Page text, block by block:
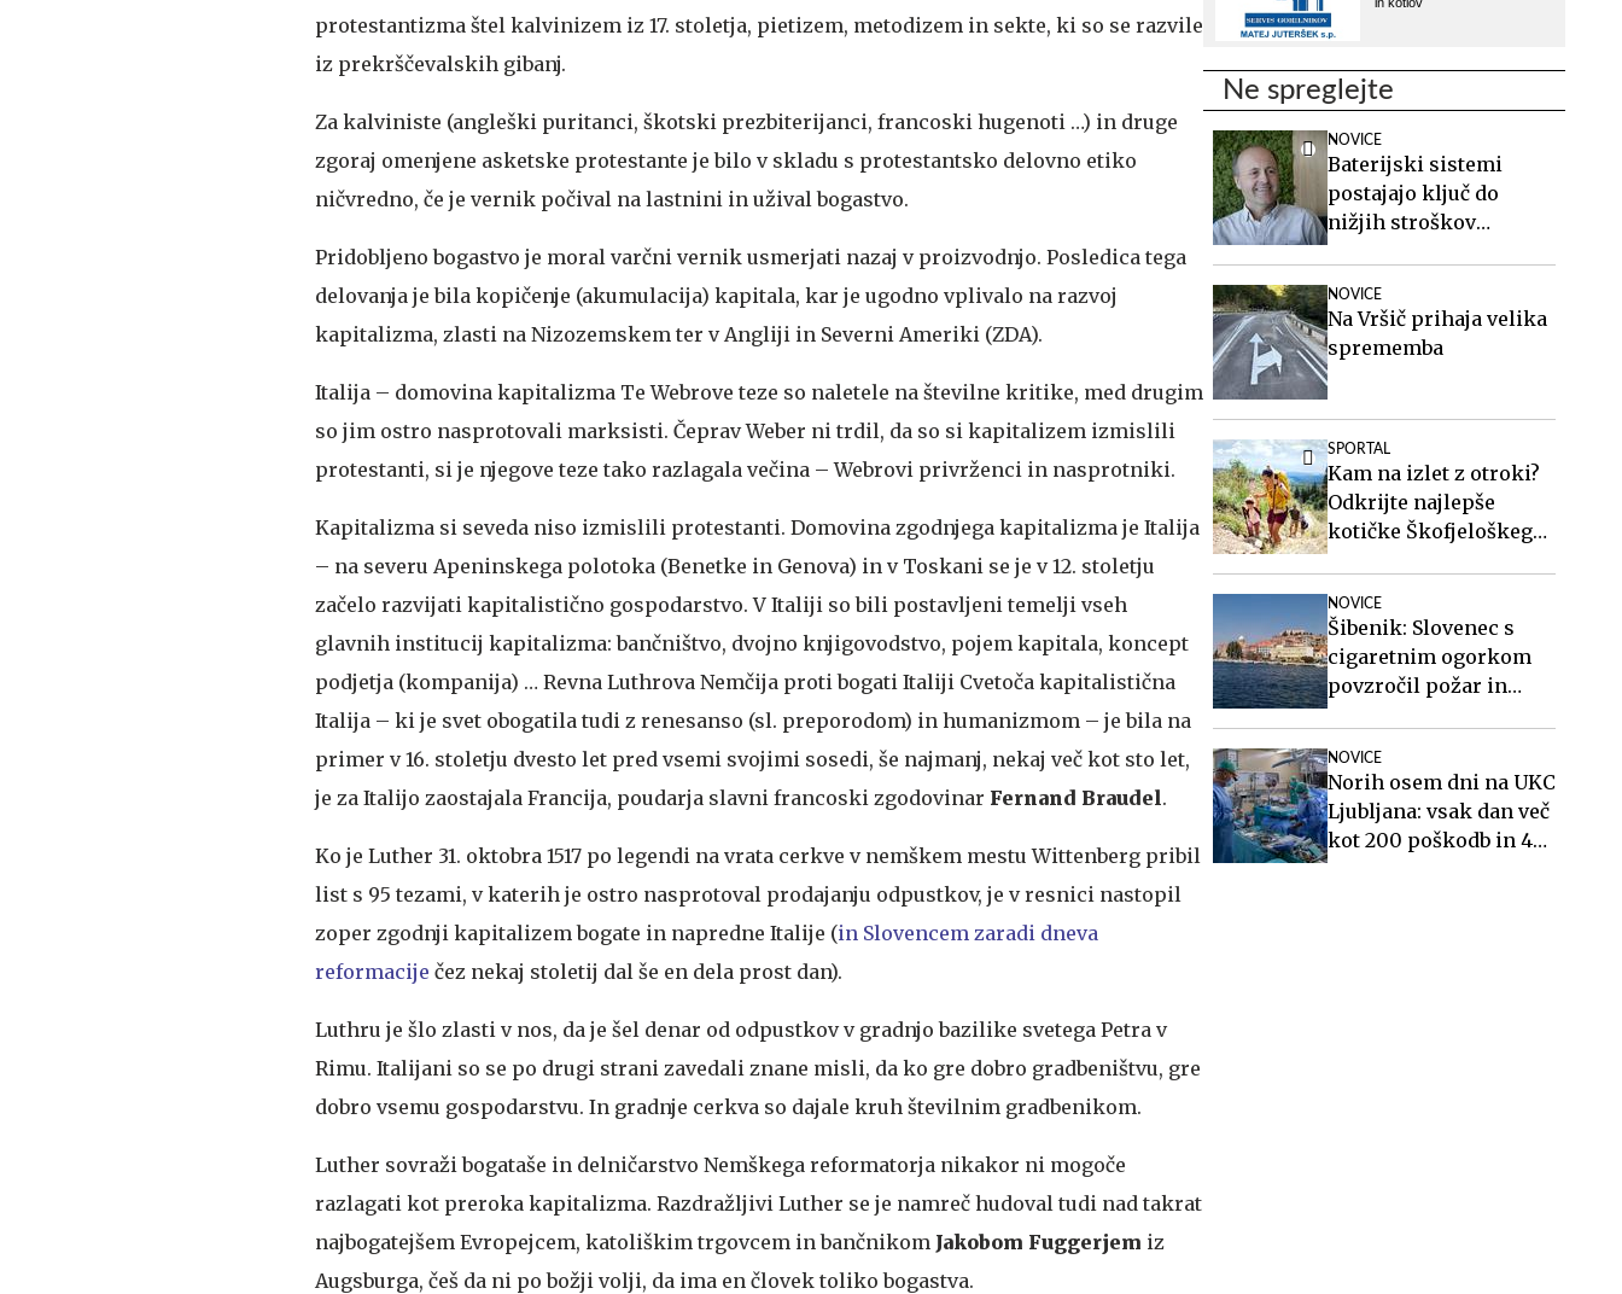
protestantizma štel kalvinizem iz 17. stoletja, pietizem, metodizem in sekte, ki so se razvile
iz prekrščevalskih gibanj.
Za kalviniste (angleški puritanci, škotski prezbiterijanci, francoski hugenoti …) in druge
zgoraj omenjene asketske protestante je bilo v skladu s protestantsko delovno etiko
ničvredno, če je vernik počival na lastnini in užival bogastvo.
Pridobljeno bogastvo je moral varčni vernik usmerjati nazaj v proizvodnjo. Posledica tega
delovanja je bila kopičenje (akumulacija) kapitala, kar je ugodno vplivalo na razvoj
kapitalizma, zlasti na Nizozemskem ter v Angliji in Severni Ameriki (ZDA).
Italija – domovina kapitalizma Te Webrove teze so naletele na številne kritike, med drugim
so jim ostro nasprotovali marksisti. Čeprav Weber ni trdil, da so si kapitalizem izmislili
protestanti, si je njegove teze tako razlagala večina – Webrovi privrženci in nasprotniki.
Kapitalizma si seveda niso izmislili protestanti. Domovina zgodnjega kapitalizma je Italija
– na severu Apeninskega polotoka (Benetke in Genova) in v Toskani se je v 12. stoletju
začelo razvijati kapitalistično gospodarstvo. V Italiji so bili postavljeni temelji vseh
glavnih institucij kapitalizma: bančništvo, dvojno knjigovodstvo, pojem kapitala, koncept
podjetja (kompanija) … Revna Luthrova Nemčija proti bogati Italiji Cvetoča kapitalistična
Italija – ki je svet obogatila tudi z renesanso (sl. preporodom) in humanizmom – je bila na
primer v 16. stoletju dvesto let pred vsemi svojimi sosedi, še najmanj, nekaj več kot sto let,
je za Italijo zaostajala Francija, poudarja slavni francoski zgodovinar Fernand Braudel.
Ko je Luther 31. oktobra 1517 po legendi na vrata cerkve v nemškem mestu Wittenberg pribil
list s 95 tezami, v katerih je ostro nasprotoval prodajanju odpustkov, je v resnici nastopil
zoper zgodnji kapitalizem bogate in napredne Italije (in Slovencem zaradi dneva
reformacije čez nekaj stoletij dal še en dela prost dan).
Luthru je šlo zlasti v nos, da je šel denar od odpustkov v gradnjo bazilike svetega Petra v
Rimu. Italijani so se po drugi strani zavedali znane misli, da ko gre dobro gradbeništvu, gre
dobro vsemu gospodarstvu. In gradnje cerkva so dajale kruh številnim gradbenikom.
Luther sovraži bogataše in delničarstvo Nemškega reformatorja nikakor ni mogoče
razlagati kot preroka kapitalizma. Razdražljivi Luther se je namreč hudoval tudi nad takrat
najbogatejšem Evropejcem, katoliškim trgovcem in bančnikom Jakobom Fuggerjem iz
Augsburga, češ da ni po božji volji, da ima en človek toliko bogastva.
Ne spreglejte
NOVICE
Baterijski sistemi
postajajo ključ do
nižjih stroškov
NOVICE
Na Vršič prihaja velika
sprememba
SPORTAL
Kam na izlet z otroki?
Odkrijte najlepše
kotičke Škofjeloškega
NOVICE
Šibenik: Slovenec s
cigaretnim ogorkom
povzročil požar in
NOVICE
Norih osem dni na UKC
Ljubljana: vsak dan več
kot 200 poškodb in 40